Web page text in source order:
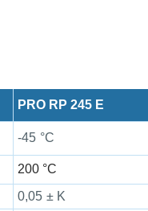
PRO RP 245 E
-45 °C
200 °C
0,05 ± K